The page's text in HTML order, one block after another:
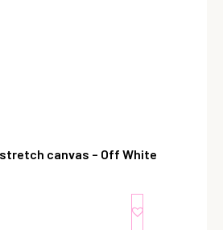
canvas – Off White